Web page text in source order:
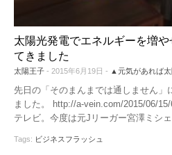
太陽光発電でエネルギーを増
てきました
太陽王子 - 2015年6月19日 - ▲元気があれば
先日の「そのまんまでは通しません」
ました。 http://a-vein.com/2015/06/
テレビ。今度は元Jリーガー宮澤ミシ
Tags: ビジネスフラッシュ